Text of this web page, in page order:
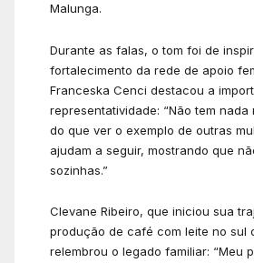
Malunga.
Durante as falas, o tom foi de
fortalecimento da rede de apoio
Franceska Cenci destacou a
representatividade: “Não tem
do que ver o exemplo de outras
ajudam a seguir, mostrando que
sozinhas.”
Clevane Ribeiro, que iniciou sua
produção de café com leite no sul
relembrou o legado familiar: “Meu